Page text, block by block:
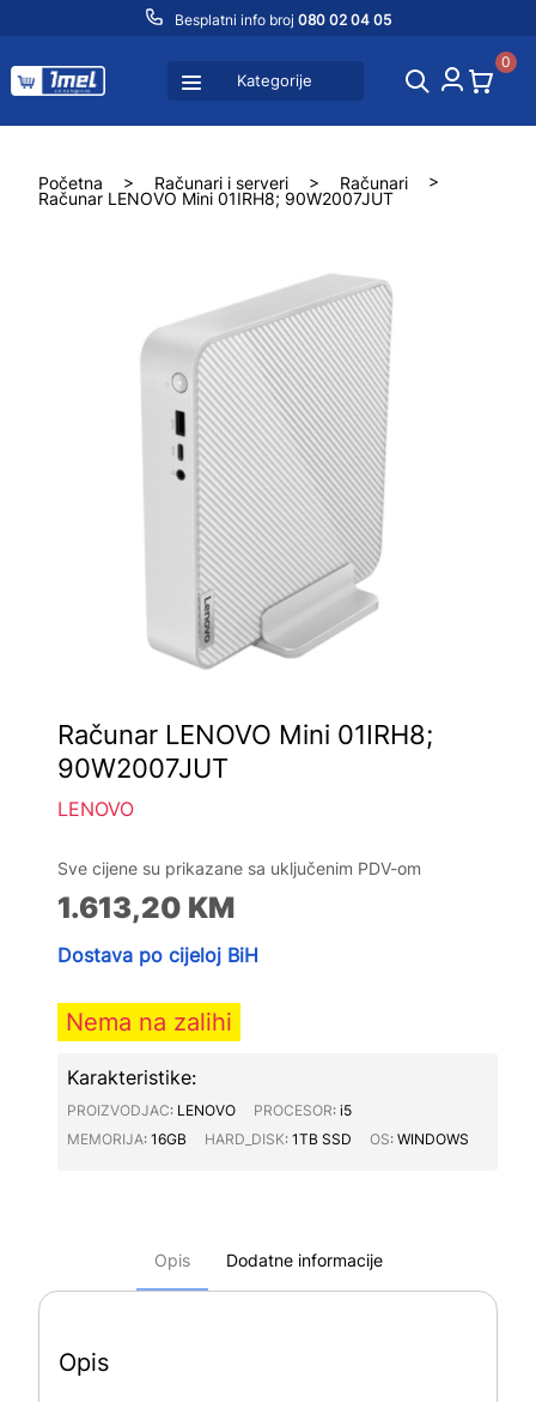
Besplatni info broj 080 02 04 05
Kategorije
0
Početna > Računari i serveri > Računari
>
Računar LENOVO Mini 01IRH8; 90W2007JUT
Računar LENOVO Mini 01IRH8;
90W2007JUT
LENOVO
Sve cijene su prikazane sa uključenim PDV-om
1.613,20 KM
Dostava po cijeloj BiH
Nema na zalihi
Karakteristike:
PROIZVODJAC∶ LENOVO PROCESOR∶ i5
MEMORIJA∶ 16GB HARD_DISK∶ 1TB SSD OS∶ WINDOWS
Opis Dodatne informacije
Opis